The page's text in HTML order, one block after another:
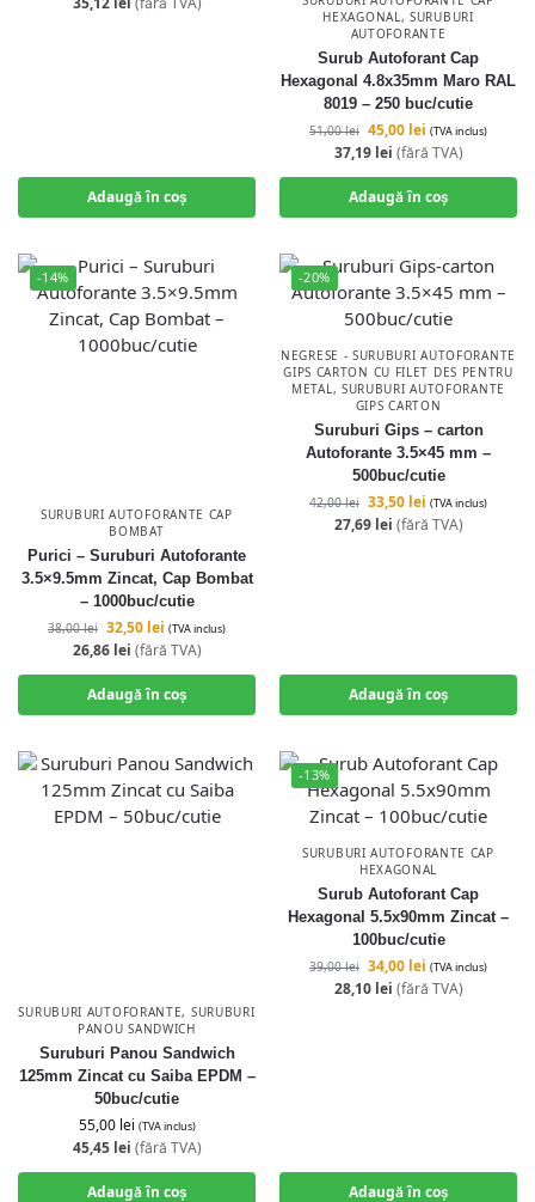
Adaugă în coș
HEXAGONAL ,SURUBURI
AUTOFORANTE
Surub Autoforant Cap
Hexagonal 4.8x35mm Maro RAL
8019 – 250 buc/cutie
51,00lei 45,00 lei (TVA inclus)
37,19 lei (fără TVA)
Adaugă în coș
-14%
SURUBURI AUTOFORANTE CAP
BOMBAT
Purici – Suruburi Autoforante
3.5×9.5mm Zincat, Cap Bombat
– 1000buc/cutie
38,00lei 32,50 lei (TVA inclus)
26,86 lei (fără TVA)
Adaugă în coș
-20%
NEGRESE - SURUBURI AUTOFORANTE
GIPS CARTON CU FILET DES PENTRU
METAL , SURUBURI AUTOFORANTE
GIPS CARTON
Suruburi Gips – carton
Autoforante 3.5×45 mm –
500buc/cutie
42,00lei 33,50 lei (TVA inclus)
27,69 lei (fără TVA)
Adaugă în coș
SURUBURI AUTOFORANTE, SURUBURI
PANOU SANDWICH
Suruburi Panou Sandwich
125mm Zincat cu Saiba EPDM –
50buc/cutie
55,00 lei (TVA inclus)
45,45 lei (fără TVA)
Adaugă în coș
-13%
SURUBURI AUTOFORANTE CAP
HEXAGONAL
Surub Autoforant Cap
Hexagonal 5.5x90mm Zincat –
100buc/cutie
39,00lei 34,00 lei (TVA inclus)
28,10 lei (fără TVA)
Adaugă în coș